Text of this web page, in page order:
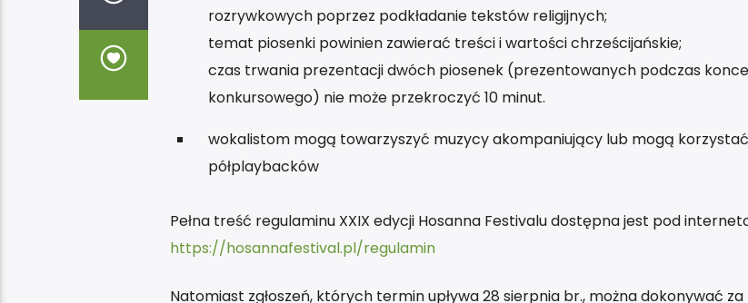
rozrywkowych poprzez podkładanie tekstów religijnych;
temat piosenki powinien zawierać treści i wartości chrześcijańskie;
czas trwania prezentacji dwóch piosenek (prezentowanych podczas
konkursowego) nie może przekroczyć 10 minut.
wokalistom mogą towarzyszyć muzycy akompaniujący lub mogą
półplaybacków
Pełna treść regulaminu XXIX edycji Hosanna Festivalu dostępna jest pod
https://hosannafestival.pl/regulamin
Natomiast zgłoszeń, których termin upływa 28 sierpnia br., można dokonywać